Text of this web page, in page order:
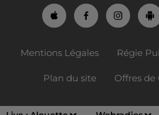
Mentions Légales Régie
Plan du site Offres de